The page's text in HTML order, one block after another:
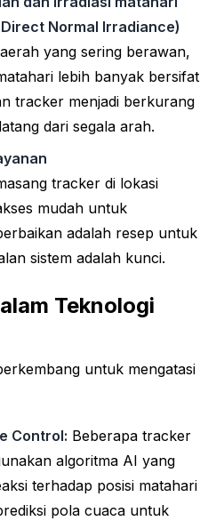
Normal Irradiance)
yang sering berawan,
lebih banyak bersifat
tracker menjadi berkurang
dari segala arah.
tracker di lokasi
mudah untuk
adalah resep untuk
sistem adalah kunci.
Teknologi
untuk mengatasi
Control: Beberapa tracker
algoritma AI yang
terhadap posisi matahari
pola cuaca untuk